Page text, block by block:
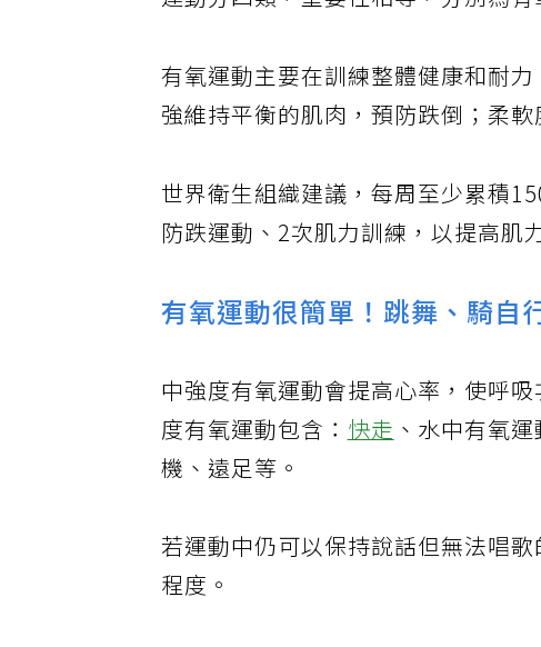
運動分四類，重要性相等，分別為
有氧運動主要在訓練整體健康和耐
強維持平衡的肌肉，預防跌倒；柔
世界衛生組織建議，每周至少累積
防跌運動、2次肌力訓練，以提高肌
有氧運動很簡單！跳舞、騎自
中強度有氧運動會提高心率，使呼
度有氧運動包含：快走 、水中有氧
機、遠足等。
若運動中仍可以保持說話但無法唱
程度。